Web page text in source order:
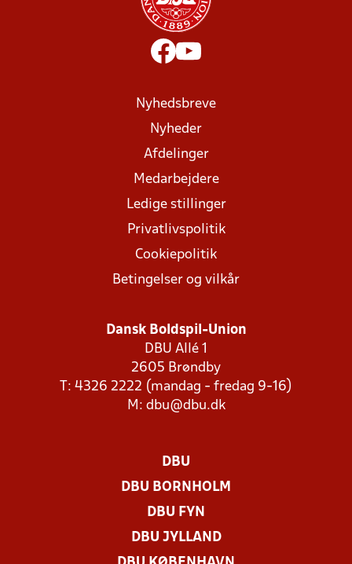
Nyhedsbreve
Nyheder
Afdelinger
Medarbejdere
Ledige stillinger
Privatlivspolitik
Cookiepolitik
Betingelser og vilkår
Dansk Boldspil-Union
DBU Allé 1
2605 Brøndby
T: 4326 2222 (mandag - fredag 9-16)
M: dbu@dbu.dk
DBU
DBU BORNHOLM
DBU FYN
DBU JYLLAND